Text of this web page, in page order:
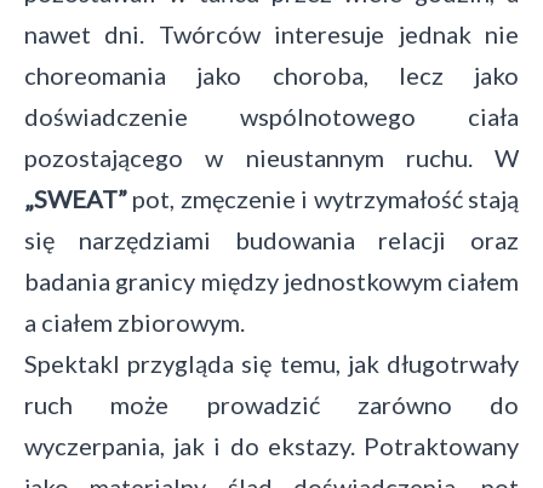
nawet dni. Twórców interesuje jednak nie
choreomania jako choroba, lecz jako
doświadczenie wspólnotowego ciała
pozostającego w nieustannym ruchu. W
„SWEAT” pot, zmęczenie i wytrzymałość stają
się narzędziami budowania relacji oraz
badania granicy między jednostkowym ciałem
a ciałem zbiorowym.
Spektakl przygląda się temu, jak długotrwały
ruch może prowadzić zarówno do
wyczerpania, jak i do ekstazy. Potraktowany